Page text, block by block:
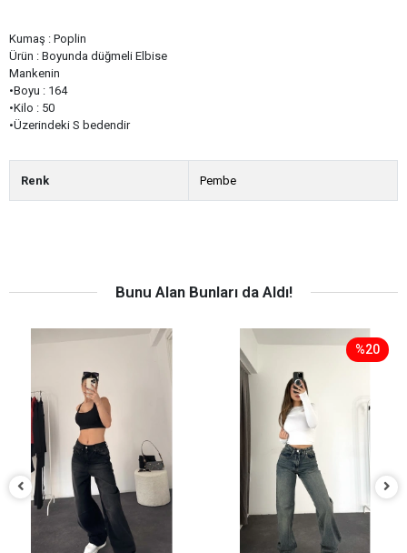
Kumaş : Poplin
Ürün : Boyunda düğmeli Elbise
Mankenin
•Boyu : 164
•Kilo : 50
•Üzerindeki S bedendir
Renk Pembe
Bunu Alan Bunları da Aldı!
%20